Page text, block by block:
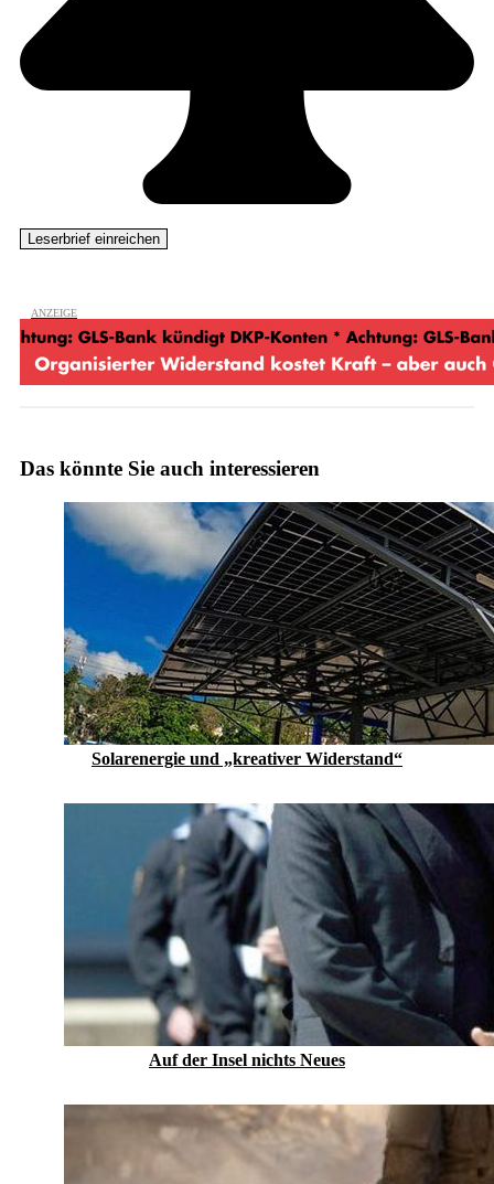
Das könnte Sie auch interessieren
Solarenergie und „kreativer Widerstand“
Auf der Insel nichts Neues